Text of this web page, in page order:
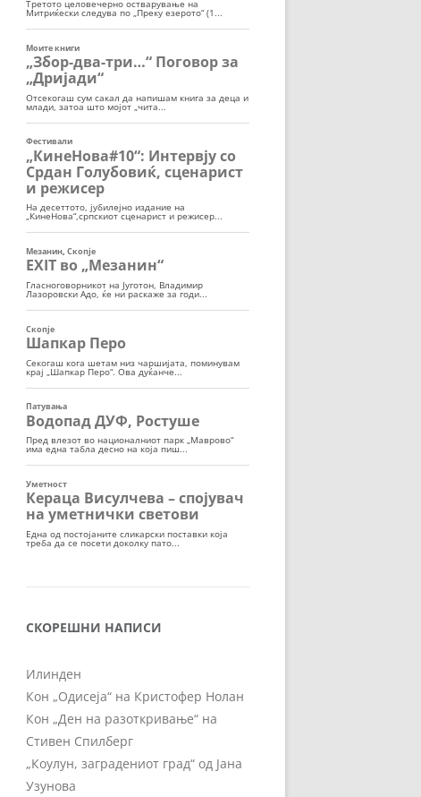
СКОРЕШНИ НАПИСИ
Илинден
Кон „Одисеја“ на Кристофер Нолан
Кон „Ден на разоткривање“ на
Стивен Спилберг
„Коулун, заградениот град“ од Јана
Узунова